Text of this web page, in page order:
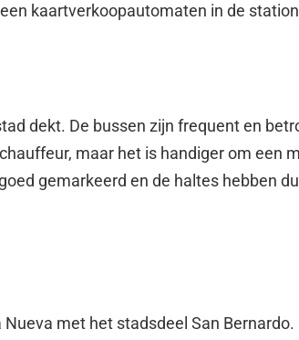
kaartverkoopautomaten in de
dekt. De bussen zijn frequent en
maar het is handiger om een
gemarkeerd en de haltes hebben
met het stadsdeel San Bernardo.